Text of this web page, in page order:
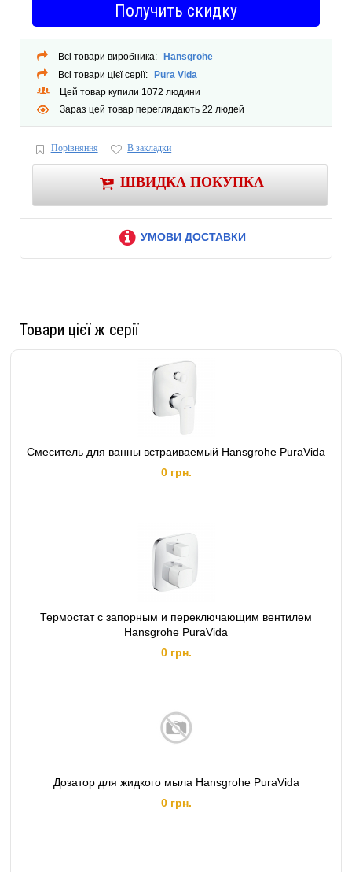
Получить скидку
Всі товари виробника:
Hansgrohe
Всі товари цієї серії:
Pura Vida
Цей товар купили 1072 людини
Зараз цей товар переглядають 22 людей
Порівняння В закладки
ШВИДКА ПОКУПКА
УМОВИ ДОСТАВКИ
Товари цієї ж серії
Смеситель для ванны встраиваемый Hansgrohe PuraVida
0 грн.
Термостат с запорным и переключающим вентилем
Hansgrohe PuraVida
0 грн.
Дозатор для жидкого мыла Hansgrohe PuraVida
0 грн.